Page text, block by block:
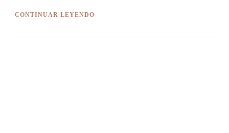
CONTINUAR LEYENDO